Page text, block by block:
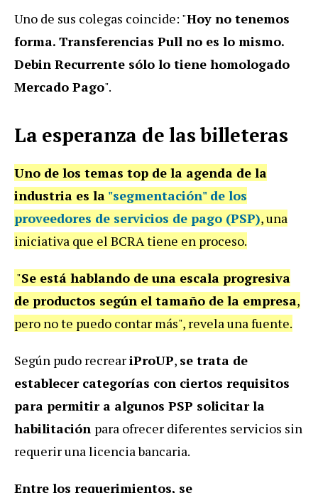
Uno de sus colegas coincide: "Hoy no tenemos
forma. Transferencias Pull no es lo mismo.
Debin Recurrente sólo lo tiene homologado
Mercado Pago".
La esperanza de las billeteras
Uno de los temas top de la agenda de la
industria es la "segmentación" de los
proveedores de servicios de pago (PSP), una
iniciativa que el BCRA tiene en proceso.
"Se está hablando de una escala progresiva
de productos según el tamaño de la empresa,
pero no te puedo contar más", revela una fuente.
Según pudo recreariProUP, se trata de
establecer categorías con ciertos requisitos
para permitir a algunos PSP solicitar la
habilitación para ofrecer diferentes servicios sin
requerir una licencia bancaria.
Entre los requerimientos, se